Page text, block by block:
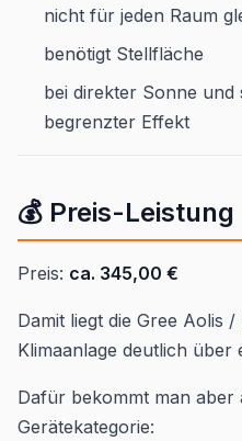
nicht für jeden Raum
benötigt Stellfläche
bei direkter Sonne
begrenzter Effekt
💰 Preis-Leistung
Preis: ca. 345,00 €
Damit liegt die Gree Aolis
Klimaanlage deutlich über
Dafür bekommt man aber
Gerätekategorie: